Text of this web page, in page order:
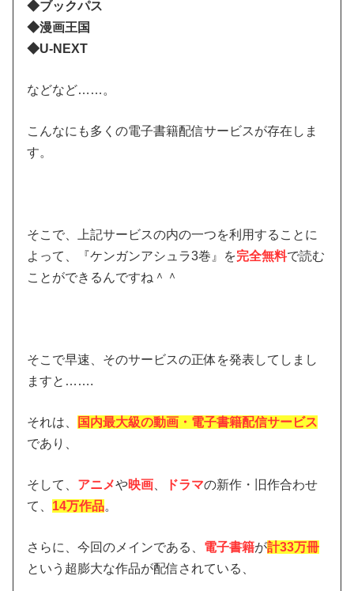
◆ブックパス
◆漫画王国
◆U-NEXT
などなど……。
こんなにも多くの電子書籍配信サービスが存在しま
す。
そこで、上記サービスの内の一つを利用することに
よって、『ケンガンアシュラ3巻』を完全無料で読む
ことができるんですね＾＾
そこで早速、そのサービスの正体を発表してしまし
ますと…….
それは、
国内最大級の動画・電子書籍配信サービス
であり、
そして、 アニメや映画 ドラマの新作・旧作合わせ
て、 14万作品。
さらに、今回のメインである、 電子書籍が計33万冊
という超膨大な作品が配信されている、